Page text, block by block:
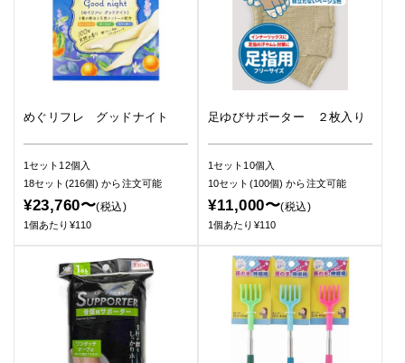
めぐリフレ グッドナイト
1セット12個入
18セット(216個)から注文可能
¥23,760〜(税込)
1個あたり¥110
足ゆびサポーター ２枚入り
1セット10個入
10セット(100個)から注文可能
¥11,000〜(税込)
1個あたり¥110